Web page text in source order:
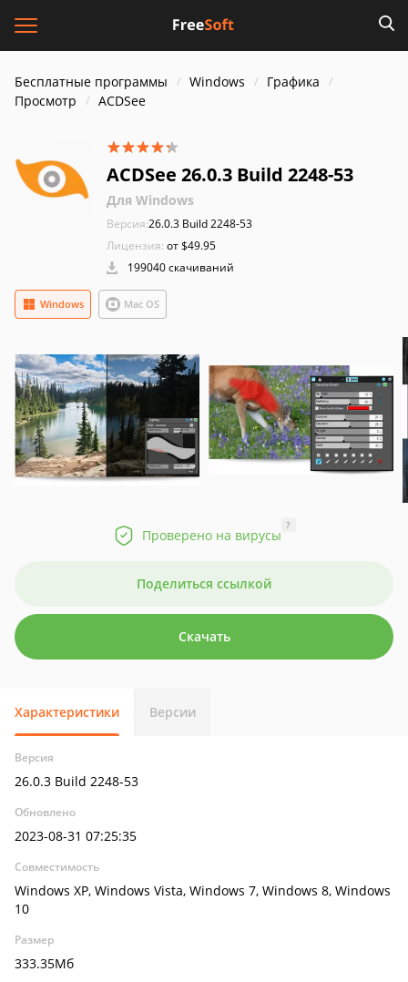
Бесплатные программы Windows
Графика
Просмотр
ACDSee
ACDSee 26.0.3 Build 2248-53
Для Windows
Версия:26.0.3 Build 2248-53
Лицензия: от $49.95
199040 скачиваний
Windows Mac OS
Проверено на вирусы
?
Поделиться ссылкой
Скачать
Характеристики Версии
Версия
26.0.3 Build 2248-53
Обновлено
2023-08-31 07:25:35
Совместимость
Windows XP, Windows Vista, Windows 7, Windows 8, Windows
10
Размер
333.35Мб